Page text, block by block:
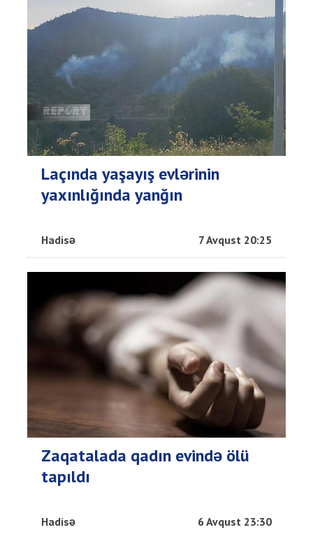
Laçında yaşayış evlərinin
yaxınlığında yanğın
Hadisə 7 Avqust 20:25
Zaqatalada qadın evində ölü
tapıldı
Hadisə 6 Avqust 23:30